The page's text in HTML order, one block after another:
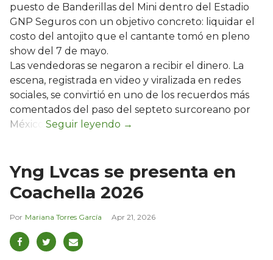
puesto de Banderillas del Mini dentro del Estadio
GNP Seguros con un objetivo concreto: liquidar el
costo del antojito que el cantante tomó en pleno
show del 7 de mayo.
Las vendedoras se negaron a recibir el dinero. La
escena, registrada en video y viralizada en redes
sociales, se convirtió en uno de los recuerdos más
comentados del paso del septeto surcoreano por
México.
Yng Lvcas se presenta en
Coachella 2026
Mariana Torres García Apr 21, 2026